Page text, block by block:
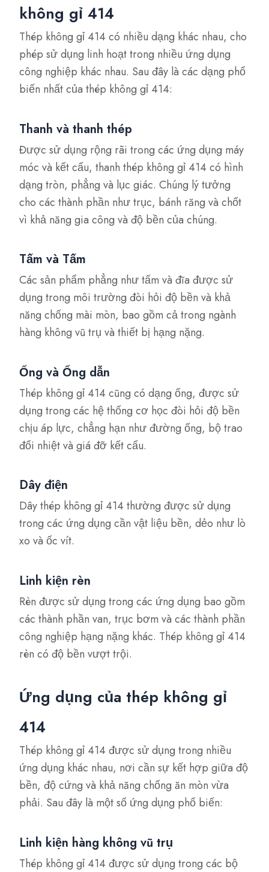
không gỉ 414
Thép không gỉ 414 có nhiều dạng khác nhau, cho
phép sử dụng linh hoạt trong nhiều ứng dụng
công nghiệp khác nhau. Sau đây là các dạng phổ
biến nhất của thép không gỉ 414:
Thanh và thanh thép
Được sử dụng rộng rãi trong các ứng dụng máy
móc và kết cấu, thanh thép không gỉ 414 có hình
dạng tròn, phẳng và lục giác. Chúng lý tưởng
cho các thành phần như trục, bánh răng và chốt
vì khả năng gia công và độ bền của chúng.
Tấm và Tấm
Các sản phẩm phẳng như tấm và đĩa được sử
dụng trong môi trường đòi hỏi độ bền và khả
năng chống mài mòn, bao gồm cả trong ngành
hàng không vũ trụ và thiết bị hạng nặng.
Ống và Ống dẫn
Thép không gỉ 414 cũng có dạng ống, được sử
dụng trong các hệ thống cơ học đòi hỏi độ bền
chịu áp lực, chẳng hạn như đường ống, bộ trao
đổi nhiệt và giá đỡ kết cấu.
Dây điện
Dây thép không gỉ 414 thường được sử dụng
trong các ứng dụng cần vật liệu bền, dẻo như lò
xo và ốc vít.
Linh kiện rèn
Rèn được sử dụng trong các ứng dụng bao gồm
các thành phần van, trục bơm và các thành phần
công nghiệp hạng nặng khác. Thép không gỉ 414
rèn có độ bền vượt trội.
Ứng dụng của thép không gỉ
414
Thép không gỉ 414 được sử dụng trong nhiều
ứng dụng khác nhau, nơi cần sự kết hợp giữa độ
bền, độ cứng và khả năng chống ăn mòn vừa
phải. Sau đây là một số ứng dụng phổ biến:
Linh kiện hàng không vũ trụ
Thép không gỉ 414 được sử dụng trong các bộ